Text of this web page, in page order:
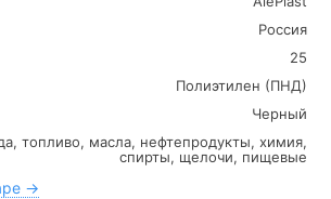
Россия
25
Полиэтилен (ПНД)
Черный
топливо, масла, нефтепродукты, химия,
спирты, щелочи, пищевые
→